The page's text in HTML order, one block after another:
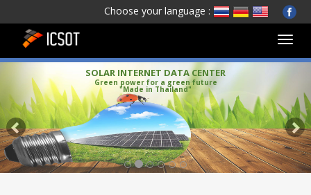
Choose your language :
Toggle
SOLAR INTERNET DATA CENTER
Green power for a green future
"Made in Thailand"
Previous